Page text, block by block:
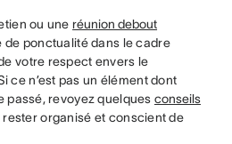
ou une réunion debout
de ponctualité dans le cadre
votre respect envers le
ce n’est pas un élément dont
passé, revoyez quelques conseils
organisé et conscient de